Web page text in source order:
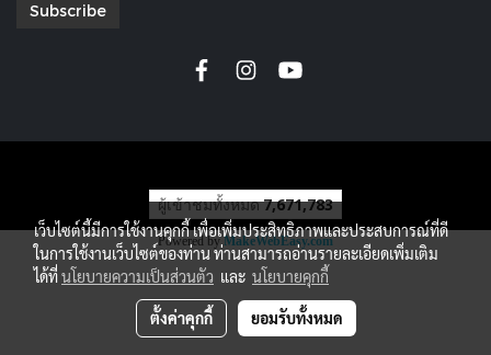
Subscribe
ผู้เข้าชมทั้งหมด7,671,783
Powered byMakeWebEasy.com
เว็บไซต์นี้มีการใช้งานคุกกี้ เพื่อเพิ่มประสิทธิภาพและประสบการณ์ที่ดี
ในการใช้งานเว็บไซต์ของท่าน ท่านสามารถอ่านรายละเอียดเพิ่มเติม
ได้ที่นโยบายความเป็นส่วนตัว และ นโยบายคุกกี้
ตั้งค่าคุกกี้ ยอมรับทั้งหมด